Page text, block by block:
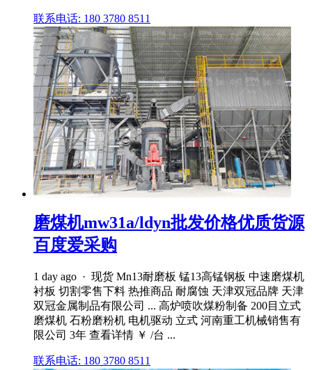
联系电话: 180 3780 8511
磨煤机mw31a/ldyn批发价格优质货源
百度爱采购
1 day ago · 现货 Mn13耐磨板 锰13高锰钢板 中速磨煤机
衬板 切割零售下料 热推商品 耐腐蚀 天津双冠品牌 天津
双冠金属制品有限公司 ... 高炉喷吹煤粉制备 200目立式
磨煤机 石粉磨粉机 电机驱动 立式 河南重工机械销售有
限公司 3年 查看详情 ￥ /台 ...
联系电话: 180 3780 8511